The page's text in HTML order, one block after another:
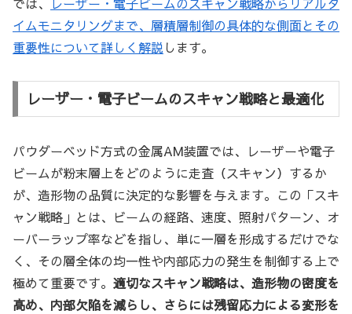
イムモニタリングまで、層積層制御の具体的な側面とその
重要性について詳しく解説 します。
レーザー・電子ビームのスキャン戦略と最適化
パウダーベッド方式の金属AM装置では、レーザーや電子
ビームが粉末層上をどのように走査（スキャン）するか
が、造形物の品質に決定的な影響を与えます。この「スキ
ャン戦略」とは、ビームの経路、速度、照射パターン、オ
ーバーラップ率などを指し、単に一層を形成するだけでな
く、その層全体の均一性や内部応力の発生を制御する上で
極めて重要です。 適切なスキャン戦略は、造形物の密度を
高め、内部欠陥を減らし、さらには残留応力による変形を